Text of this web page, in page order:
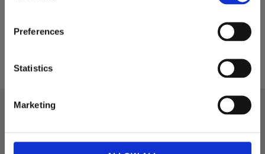
Preferences
Statistics
Marketing
Fäste: S30/180